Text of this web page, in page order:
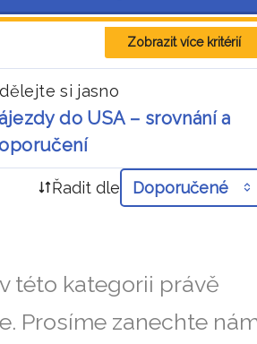
Zobrazit více kritérií
si jasno
do USA – srovnání a
Řadit dle Doporučené
této kategorii právě
Prosíme zanechte